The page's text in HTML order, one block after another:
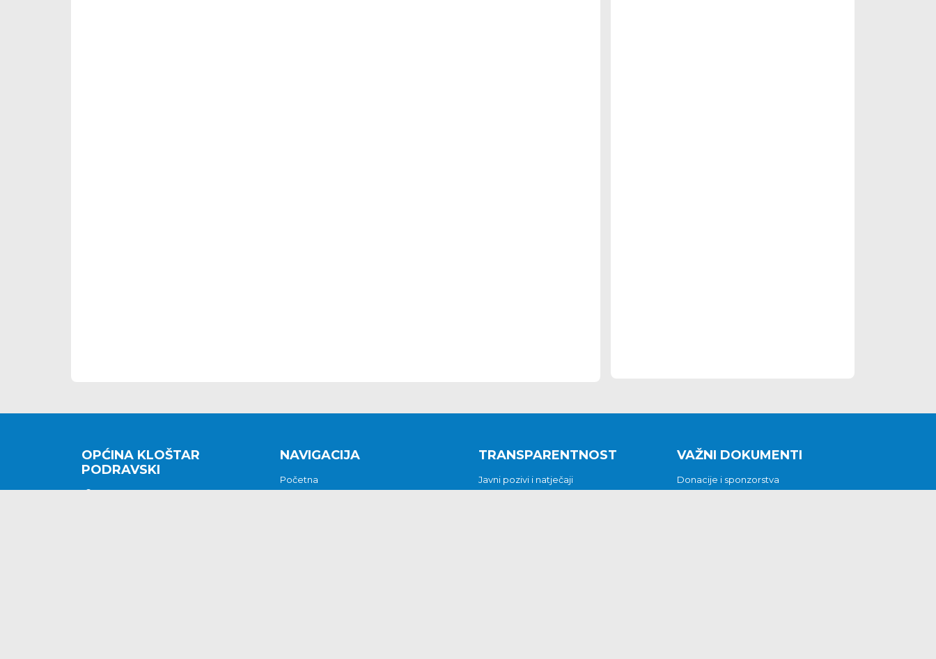
OPĆINA KLOŠTAR
PODRAVSKI
NAVIGACIJA
Početna
TRANSPARENTNOST
Javni pozivi i natječaji
VAŽNI DOKUMENTI
Donacije i sponzorstva